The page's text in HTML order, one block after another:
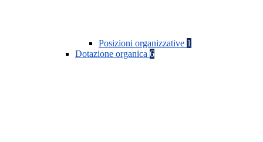
Posizioni organizzative 1
Dotazione organica 6